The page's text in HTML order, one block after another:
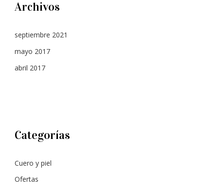
Archivos
septiembre 2021
mayo 2017
abril 2017
Categorías
Cuero y piel
Ofertas